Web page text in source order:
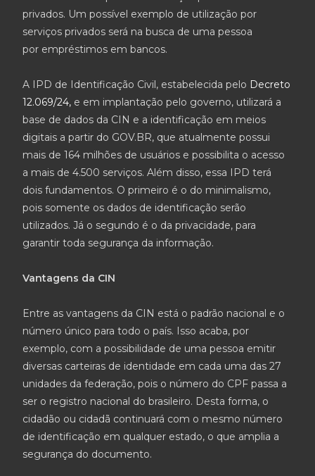
privados. Um possível exemplo de utilização por
serviços privados será na busca de uma pessoa
por empréstimos em bancos.
A IPD de Identificação Civil, estabelecida pelo Decreto
12.069/24, e em implantação pelo governo, utilizará a
base de dados da CIN e a identificação em meios
digitais a partir do GOV.BR, que atualmente possui
mais de 164 milhões de usuários e possibilita o acesso
a mais de 4.500 serviços. Além disso, essa IPD terá
dois fundamentos. O primeiro é o do minimalismo,
pois somente os dados de identificação serão
utilizados. Já o segundo é o da privacidade, para
garantir toda segurança da informação.
Vantagens da CIN
Entre as vantagens da CIN está o padrão nacional e o
número único para todo o país. Isso acaba, por
exemplo, com a possibilidade de uma pessoa emitir
diversas carteiras de identidade em cada uma das 27
unidades da federação, pois o número do CPF passa a
ser o registro nacional do brasileiro. Desta forma, o
cidadão ou cidadã continuará com o mesmo número
de identificação em qualquer estado, o que amplia a
segurança do documento.